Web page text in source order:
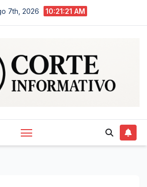
7th, 2026 10:21:22 AM